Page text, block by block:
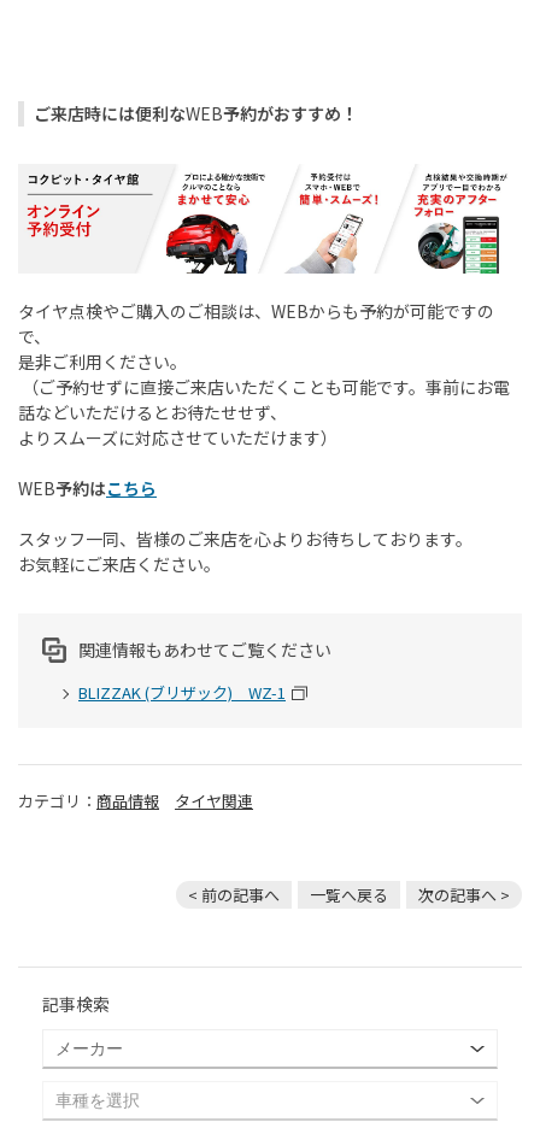
ご来店時には便利なWEB予約がおすすめ！
タイヤ点検やご購入のご相談は、 WEBからも予約が可能ですの
で、
是非ご利用ください。
（ご予約せずに直接ご来店いただくことも可能です。事前にお電
話などいただけるとお待たせせず、
よりスムーズに対応させていただけます）
WEB予約はこちら
スタッフ一同、皆様のご来店を心よりお待ちしております。
お気軽にご来店ください。
関連情報もあわせてご覧ください
BLIZZAK (ブリザック) WZ-1
カテゴリ： 商品情報 タイヤ関連
< 前の記事へ 一覧へ戻る 次の記事へ >
記事検索